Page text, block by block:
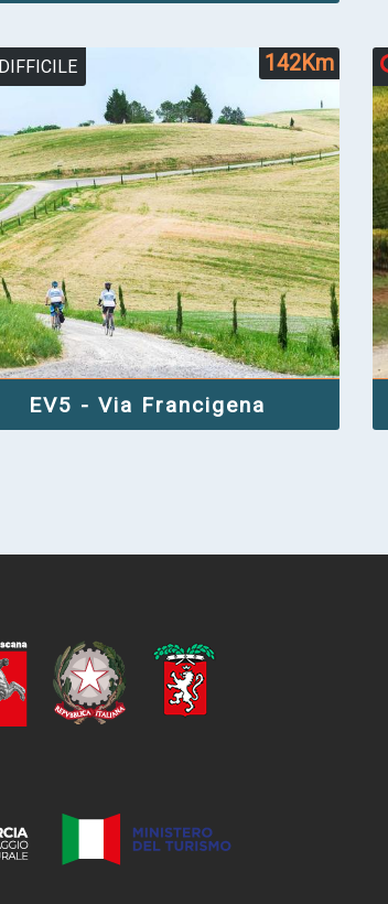
DIFFICILE 142Km
EV5 - Via Francigena